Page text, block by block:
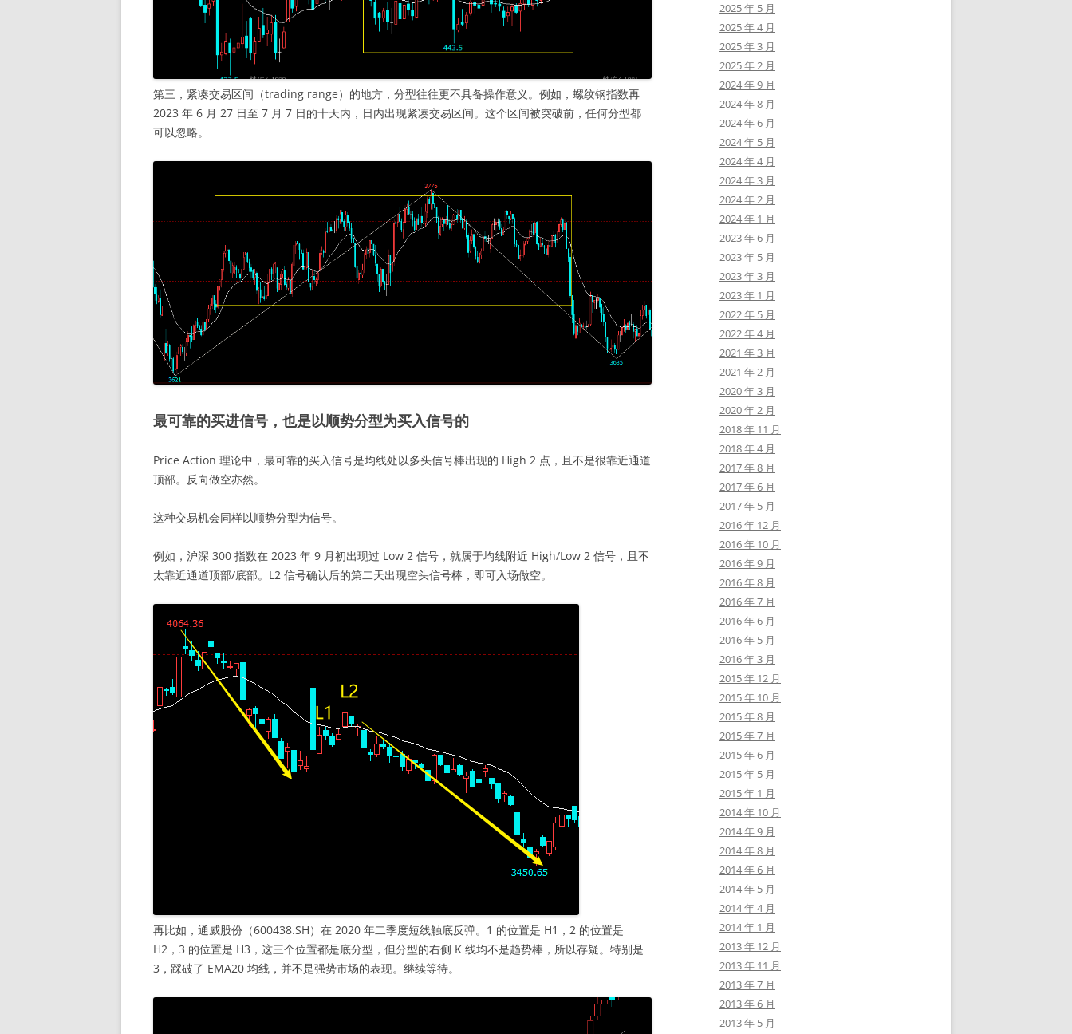
第三，紧凑交易区间（trading range）的地方，分型往往更不具备操作意义。例如，螺纹钢指数再
2023 年 6 月 27 日至 7 月 7 日的十天内，日内出现紧凑交易区间。这个区间被突破前，任何分型都
可以忽略。
最可靠的买进信号，也是以顺势分型为买入信号的
Price Action 理论中，最可靠的买入信号是均线处以多头信号棒出现的 High 2 点，且不是很靠近通道
顶部。反向做空亦然。
这种交易机会同样以顺势分型为信号。
例如，沪深 300 指数在 2023 年 9 月初出现过 Low 2 信号，就属于均线附近 High/Low 2 信号，且不
太靠近通道顶部/底部。L2 信号确认后的第二天出现空头信号棒，即可入场做空。
再比如，通威股份（600438.SH）在 2020 年二季度短线触底反弹。1 的位置是 H1，2 的位置是
H2，3 的位置是 H3，这三个位置都是底分型，但分型的右侧 K 线均不是趋势棒，所以存疑。特别是
3，踩破了 EMA20 均线，并不是强势市场的表现。继续等待。
2025 年 5 月
2025 年 4 月
2025 年 3 月
2025 年 2 月
2024 年 9 月
2024 年 8 月
2024 年 6 月
2024 年 5 月
2024 年 4 月
2024 年 3 月
2024 年 2 月
2024 年 1 月
2023 年 6 月
2023 年 5 月
2023 年 3 月
2023 年 1 月
2022 年 5 月
2022 年 4 月
2021 年 3 月
2021 年 2 月
2020 年 3 月
2020 年 2 月
2018 年 11 月
2018 年 4 月
2017 年 8 月
2017 年 6 月
2017 年 5 月
2016 年 12 月
2016 年 10 月
2016 年 9 月
2016 年 8 月
2016 年 7 月
2016 年 6 月
2016 年 5 月
2016 年 3 月
2015 年 12 月
2015 年 10 月
2015 年 8 月
2015 年 7 月
2015 年 6 月
2015 年 5 月
2015 年 1 月
2014 年 10 月
2014 年 9 月
2014 年 8 月
2014 年 6 月
2014 年 5 月
2014 年 4 月
2014 年 1 月
2013 年 12 月
2013 年 11 月
2013 年 7 月
2013 年 6 月
2013 年 5 月